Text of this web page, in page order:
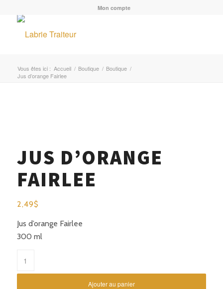
Mon compte
Vous êtes ici : Accueil / Boutique / Boutique /
Jus d’orange Fairlee
JUS D’ORANGE
FAIRLEE
2,49$
Jus d’orange Fairlee
300 ml
Ajouter au panier